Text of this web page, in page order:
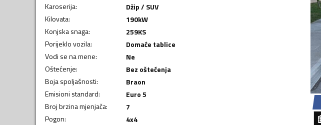
Karoserija:
Džip / SUV
Kilovata: 190kW
Konjska snaga: 259KS
Porijeklo vozila:
Domaće tablice
Vodi se na mene:
Ne
Oštećenje:
Bez oštećenja
Boja spoljašnosti:
Braon
Emisioni standard:
Euro 5
Broj brzina mjenjača:
7
Pogon:
4x4